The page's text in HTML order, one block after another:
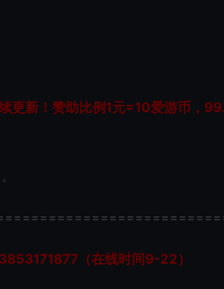
更新！赞助比例1元=10爱游币，
（在线时间9-22）